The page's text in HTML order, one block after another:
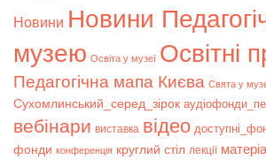
Новини Новини
музею Освіта у музеї Освітні
Педагогічна мапа Києва Свята у
Сухомлинський_серед_зірок
вебінари виставка відео
фонди конференція круглий стіл лекції